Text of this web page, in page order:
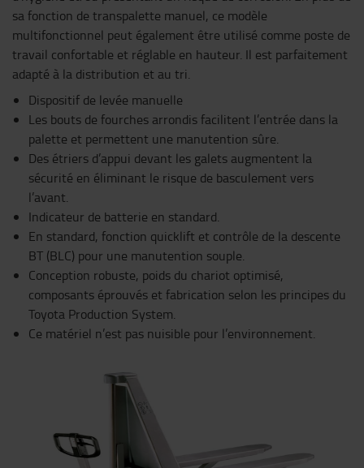
sa fonction de transpalette manuel, ce modèle
multifonctionnel peut également être utilisé comme poste de
travail confortable et réglable en hauteur. Il est parfaitement
adapté à la distribution et au tri.
Dispositif de levée manuelle
Les bouts de fourches arrondis facilitent l’entrée dans la
palette et permettent une manutention sûre.
Des étriers d’appui devant les galets augmentent la
sécurité en éliminant le risque de basculement vers
l’avant.
Indicateur de batterie en standard.
En standard, fonction quicklift et contrôle de la descente
BT (BLC) pour une manutention souple.
Conception robuste, poids du chariot optimisé,
composants éprouvés et fabrication selon les principes du
Toyota Production System.
Ce matériel n’est pas nuisible pour l’environnement.